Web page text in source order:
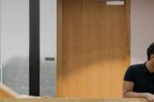
Ga direct naar de
... > Van plastic